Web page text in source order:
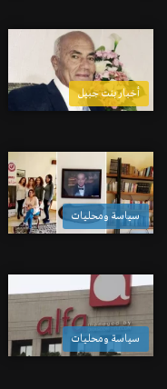
أخبار بنت جبيل
سياسة ومحليات
سياسة ومحليات